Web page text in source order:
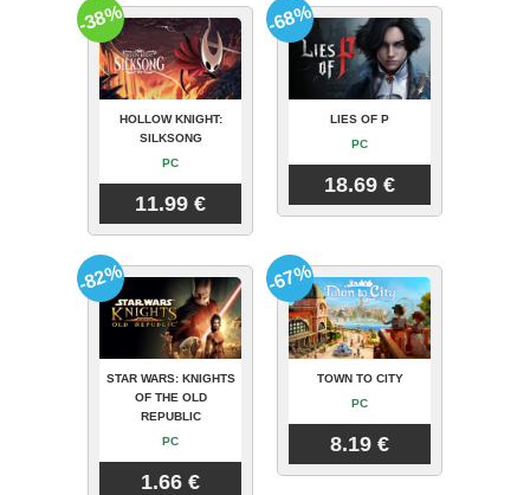
HOLLOW KNIGHT:
SILKSONG
PC
11.99 €
-38%
LIES OF P
PC
18.69 €
-68%
STAR WARS: KNIGHTS
OF THE OLD
REPUBLIC
PC
1.66 €
-82%
TOWN TO CITY
PC
8.19 €
-67%